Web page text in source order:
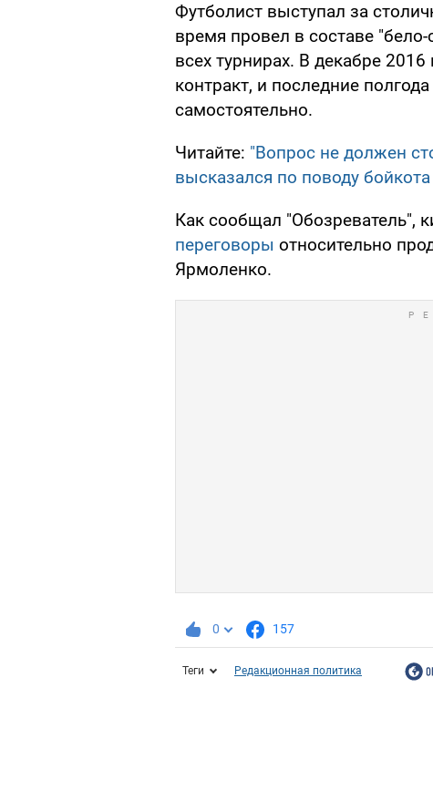
Футболист выступал за
время провел в составе
всех турнирах. В декабре
контракт, и последние
самостоятельно.
Читайте: "Вопрос не должен
высказался по поводу
Как сообщал "Обозреватель",
переговоры относительно
Ярмоленко.
0 157
Теги Редакционная политика